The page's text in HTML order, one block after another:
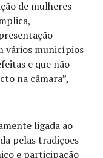
de mulheres
vários municípios
e que não
na câmara”,
ligada ao
pelas tradições
e participação